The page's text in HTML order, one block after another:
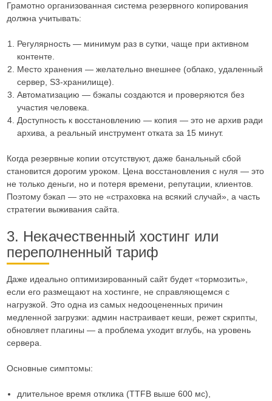
Грамотно организованная система резервного копирования
должна учитывать:
Регулярность — минимум раз в сутки, чаще при активном
контенте.
Место хранения — желательно внешнее (облако, удаленный
сервер, S3-хранилище).
Автоматизацию — бэкапы создаются и проверяются без
участия человека.
Доступность к восстановлению — копия — это не архив ради
архива, а реальный инструмент отката за 15 минут.
Когда резервные копии отсутствуют, даже банальный сбой
становится дорогим уроком. Цена восстановления с нуля — это
не только деньги, но и потеря времени, репутации, клиентов.
Поэтому бэкап — это не «страховка на всякий случай», а часть
стратегии выживания сайта.
3. Некачественный хостинг или
переполненный тариф
Даже идеально оптимизированный сайт будет «тормозить»,
если его размещают на хостинге, не справляющемся с
нагрузкой. Это одна из самых недооцененных причин
медленной загрузки: админ настраивает кеши, режет скрипты,
обновляет плагины — а проблема уходит вглубь, на уровень
сервера.
Основные симптомы:
длительное время отклика (TTFB выше 600 мс),